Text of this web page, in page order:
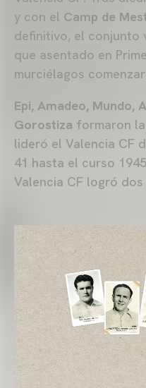
y con el Camp de
definitivo, el conjunto
que asentado en
murciélagos
Epi, Amadeo, Mundo,
Gorostiza formaron la
lideró el Valencia CF
41 hasta el curso
Valencia CF logró